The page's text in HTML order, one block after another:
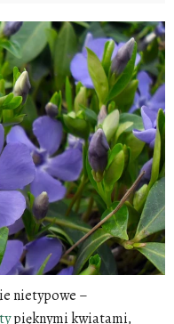
nietypowe –
pięknymi kwiatami,